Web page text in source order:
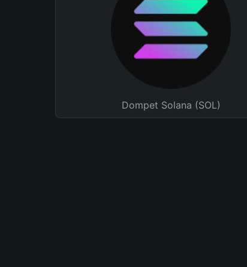
Dompet Solana (SOL)